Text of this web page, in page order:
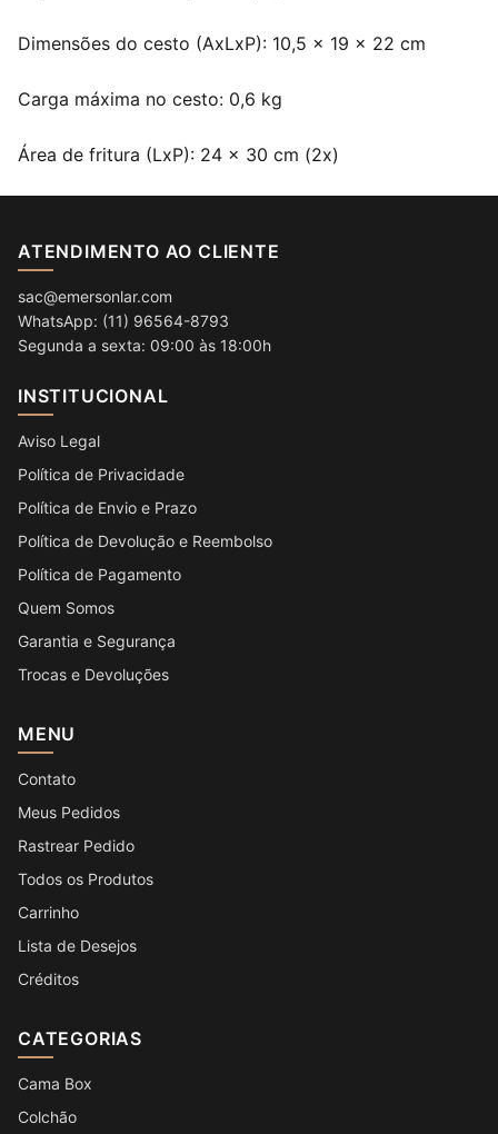
Dimensões do cesto (AxLxP): 10,5 x 19 x 22 cm
Carga máxima no cesto: 0,6 kg
Área de fritura (LxP): 24 x 30 cm (2x)
ATENDIMENTO AO CLIENTE
sac@emersonlar.com
WhatsApp: (11) 96564-8793
Segunda a sexta: 09:00 às 18:00h
INSTITUCIONAL
Aviso Legal
Política de Privacidade
Política de Envio e Prazo
Política de Devolução e Reembolso
Política de Pagamento
Quem Somos
Garantia e Segurança
Trocas e Devoluções
MENU
Contato
Meus Pedidos
Rastrear Pedido
Todos os Produtos
Carrinho
Lista de Desejos
Créditos
CATEGORIAS
Cama Box
Colchão